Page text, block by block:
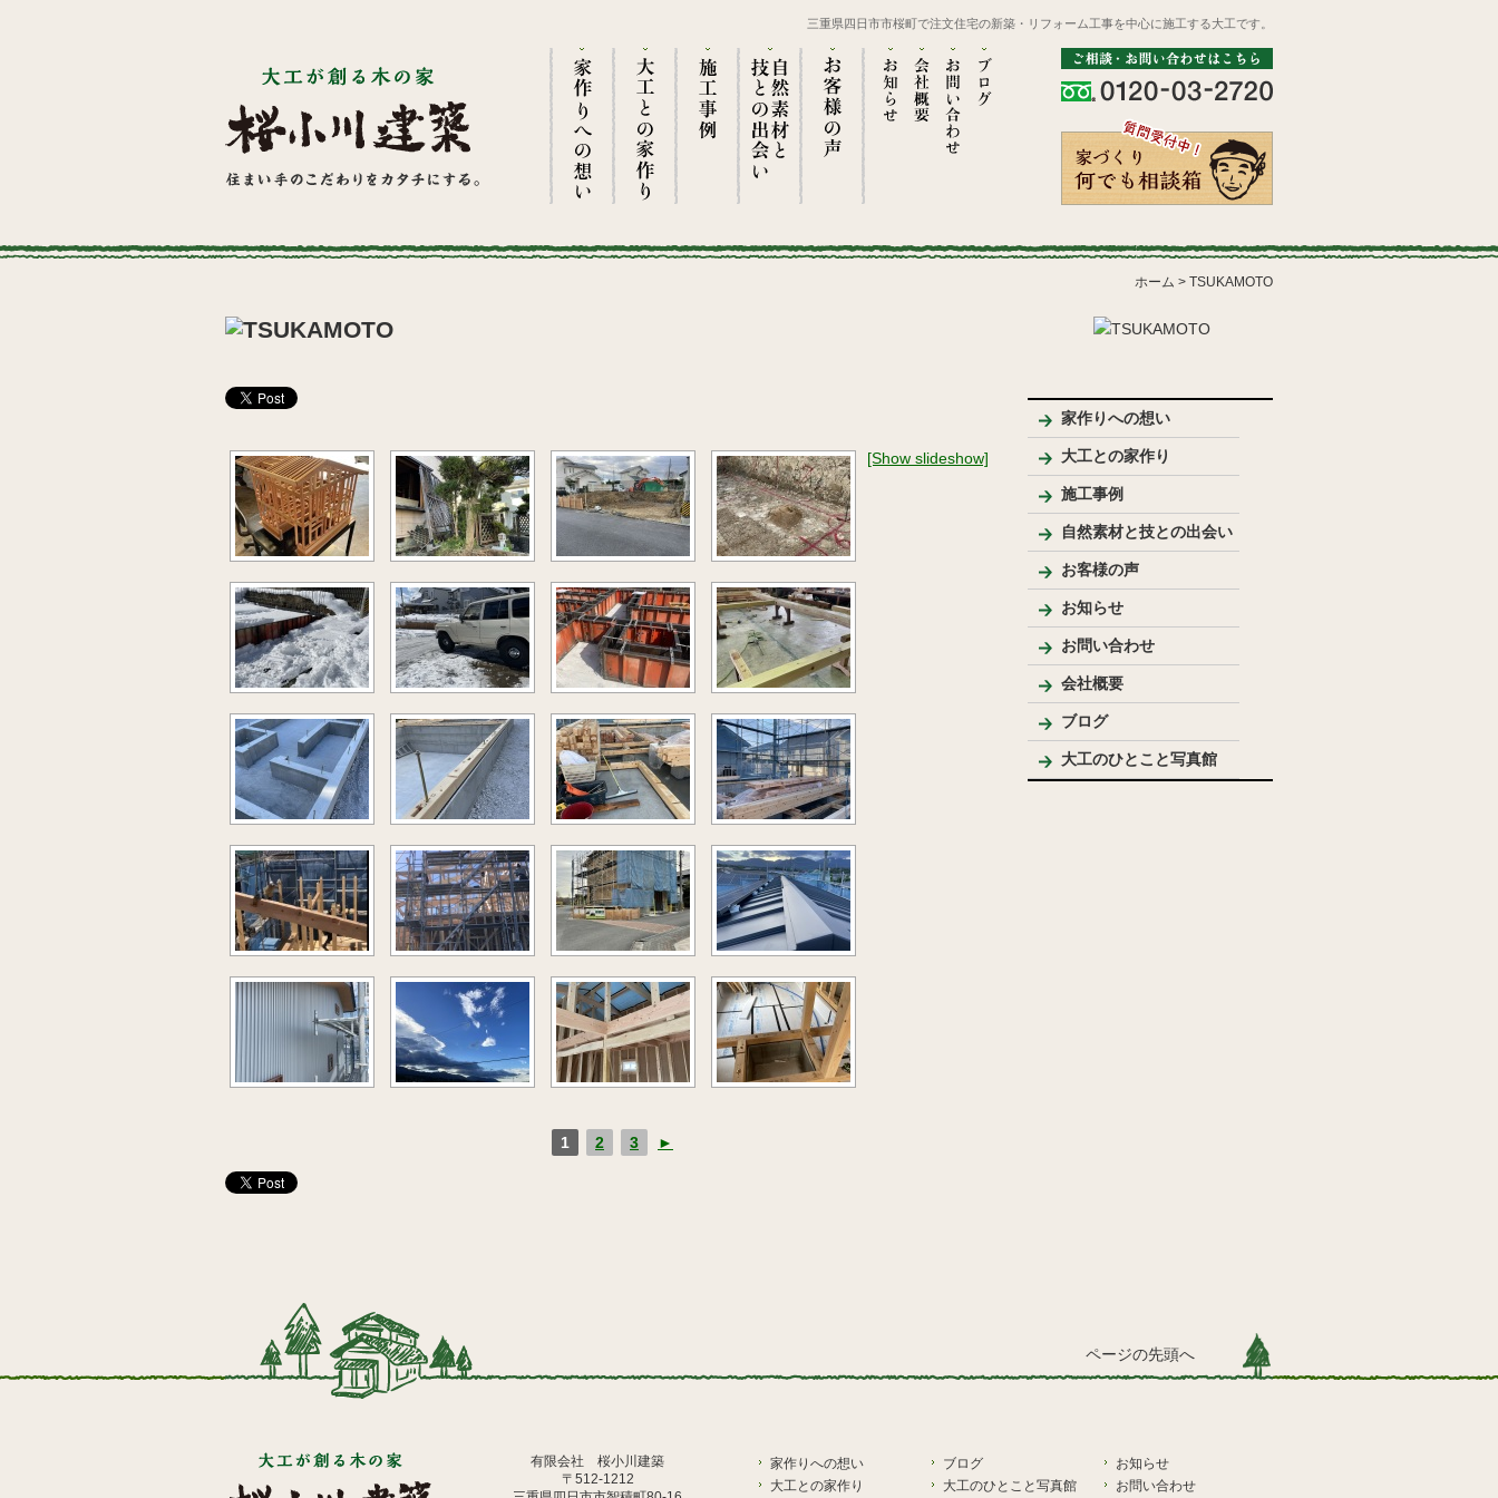
三重県四日市市桜町で注文住宅の新築・リフォーム工事を中心に施工する大工です。
ホーム > TSUKAMOTO
[Show slideshow]
1 2 3 ►
家作りへの想い
大工との家作り
家づくりの流れとポイント
プレゼンテーション
大工のこだわり
施工事例
新築自然素材を使った家
純和風住宅
洋風住宅
リフォーム
LDK
バス・洗面
トイレ
内装
外まわり
その他
リノベーション
手作り家具
テーブル・座卓等
ベンチ・椅子等
収納棚・家具等
花台・棚板・衝立等
手作りキッチン・洗面台
ウッドデッキ
模型
その他
自然素材と技との出会い
お客様の声
お知らせ
お問い合わせ
会社概要
代表プロフィール
ブログ
大工のひとこと写真館
ページの先頭へ
有限会社 桜小川建築
〒512-1212
家作りへの想い
大工との家作り
ブログ
大工のひとこと写真館
お知らせ
お問い合わせ